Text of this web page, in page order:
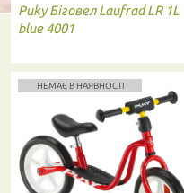
Puky Біговел Laufrad LR 1L
blue 4001
НЕМАЄ В НАЯВНОСТІ